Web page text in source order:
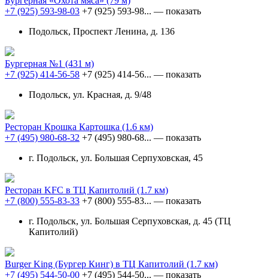
+7 (925) 593-98-03 +7 (925) 593-98... — показать
Подольск, Проспект Ленина, д. 136
Бургерная №1 (431 м)
+7 (925) 414-56-58 +7 (925) 414-56... — показать
Подольск, ул. Красная, д. 9/48
Ресторан Крошка Картошка (1.6 км)
+7 (495) 980-68-32 +7 (495) 980-68... — показать
г. Подольск, ул. Большая Серпуховская, 45
Ресторан KFC в ТЦ Капитолий (1.7 км)
+7 (800) 555-83-33 +7 (800) 555-83... — показать
г. Подольск, ул. Большая Серпуховская, д. 45 (ТЦ
Капитолий)
Burger King (Бургер Кинг) в ТЦ Капитолий (1.7 км)
+7 (495) 544-50-00 +7 (495) 544-50... — показать